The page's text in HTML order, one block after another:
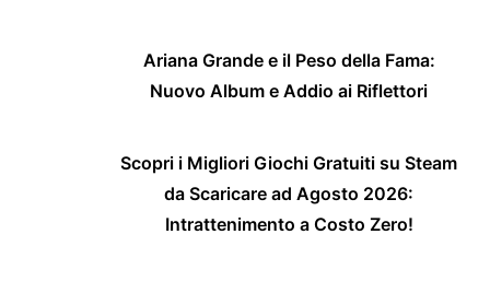
Ariana Grande e il Peso della Fama:
Nuovo Album e Addio ai Riflettori
Scopri i Migliori Giochi Gratuiti su Steam
da Scaricare ad Agosto 2026:
Intrattenimento a Costo Zero!